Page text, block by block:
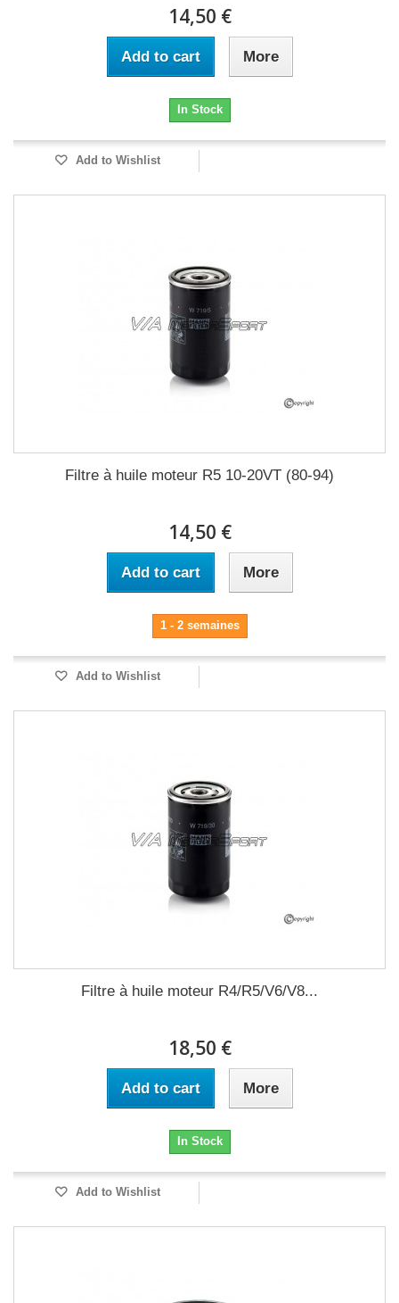
14,50 €
Add to cart More
In Stock
Add to Wishlist
Filtre à huile moteur R5 10-20VT (80-94)
14,50 €
Add to cart More
1 - 2 semaines
Add to Wishlist
Filtre à huile moteur R4/R5/V6/V8...
18,50 €
Add to cart More
In Stock
Add to Wishlist